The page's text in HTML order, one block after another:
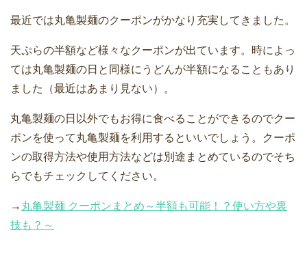
最近では丸亀製麺のクーポンがかなり充実してきました。
天ぷらの半額など様々なクーポンが出ています。時によっ
ては丸亀製麺の日と同様にうどんが半額になることもあり
ました（最近はあまり見ない）。
丸亀製麺の日以外でもお得に食べることができるのでクー
ポンを使って丸亀製麺を利用するといいでしょう。クーポ
ンの取得方法や使用方法などは別途まとめているのでそち
らでもチェックしてください。
→ 丸亀製麺 クーポンまとめ～半額も可能！？使い方や裏
技も？～